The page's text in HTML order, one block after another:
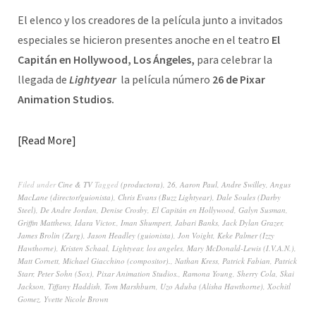
El elenco y los creadores de la película junto a invitados
especiales se hicieron presentes anoche en el teatro El
Capitán en Hollywood, Los Ángeles, para celebrar la
llegada de Lightyear la película número 26 de Pixar
Animation Studios.
Read More
Filed under Cine & TV Tagged (productora), 26, Aaron Paul, Andre Swilley, Angus
MacLane (director/guionista), Chris Evans (Buzz Lightyear), Dale Soules (Darby
Steel), De Andre Jordan, Denise Crosby, El Capitán en Hollywood, Galyn Susman,
Griffin Matthews, Idara Victor., Iman Shumpert, Jabari Banks, Jack Dylan Grazer,
James Brolin (Zurg), Jason Headley (guionista), Jon Voight, Keke Palmer (Izzy
Hawthorne), Kristen Schaal, Lightyear, los angeles, Mary McDonald-Lewis (I.V.A.N.),
Matt Cornett, Michael Giacchino (compositor)., Nathan Kress, Patrick Fabian, Patrick
Starr, Peter Sohn (Sox), Pixar Animation Studios., Ramona Young, Sherry Cola, Skai
Jackson, Tiffany Haddish, Tom Marshburn, Uzo Aduba (Alisha Hawthorne), Xochitl
Gomez, Yvette Nicole Brown